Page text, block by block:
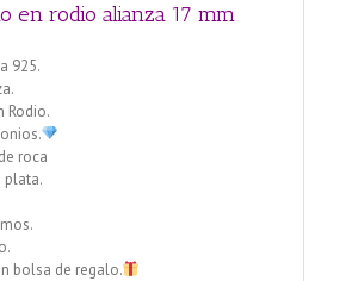
en rodio alianza 17 mm
925.
Rodio.
roca
plata.
bolsa de regalo.